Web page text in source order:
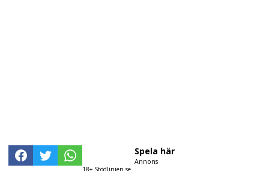
18+ Stödlinjen.se
Spela här
Annons